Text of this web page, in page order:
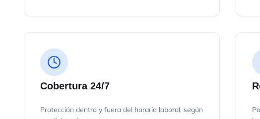
Cobertura 24/7
Protección dentro y fuera del horario laboral, según